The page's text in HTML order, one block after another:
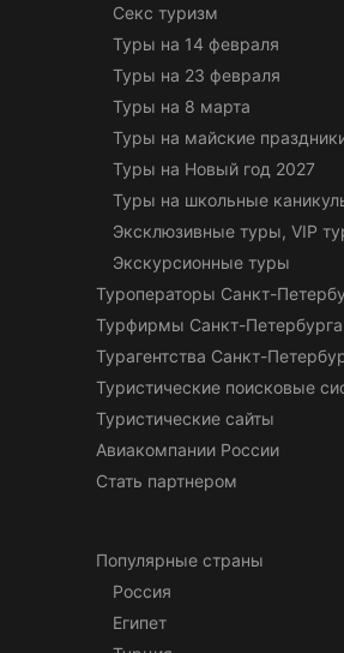
Секс туризм
Туры на 14 февраля
Туры на 23 февраля
Туры на 8 марта
Туры на майские
Туры на Новый год 2027
Туры на школьные
Эксклюзивные туры, VIP
Экскурсионные туры
Туроператоры Санкт-
Турфирмы Санкт-Петербурга
Турагентства Санкт-
Туристические поисковые
Туристические сайты
Авиакомпании России
Стать партнером
Популярные страны
Россия
Египет